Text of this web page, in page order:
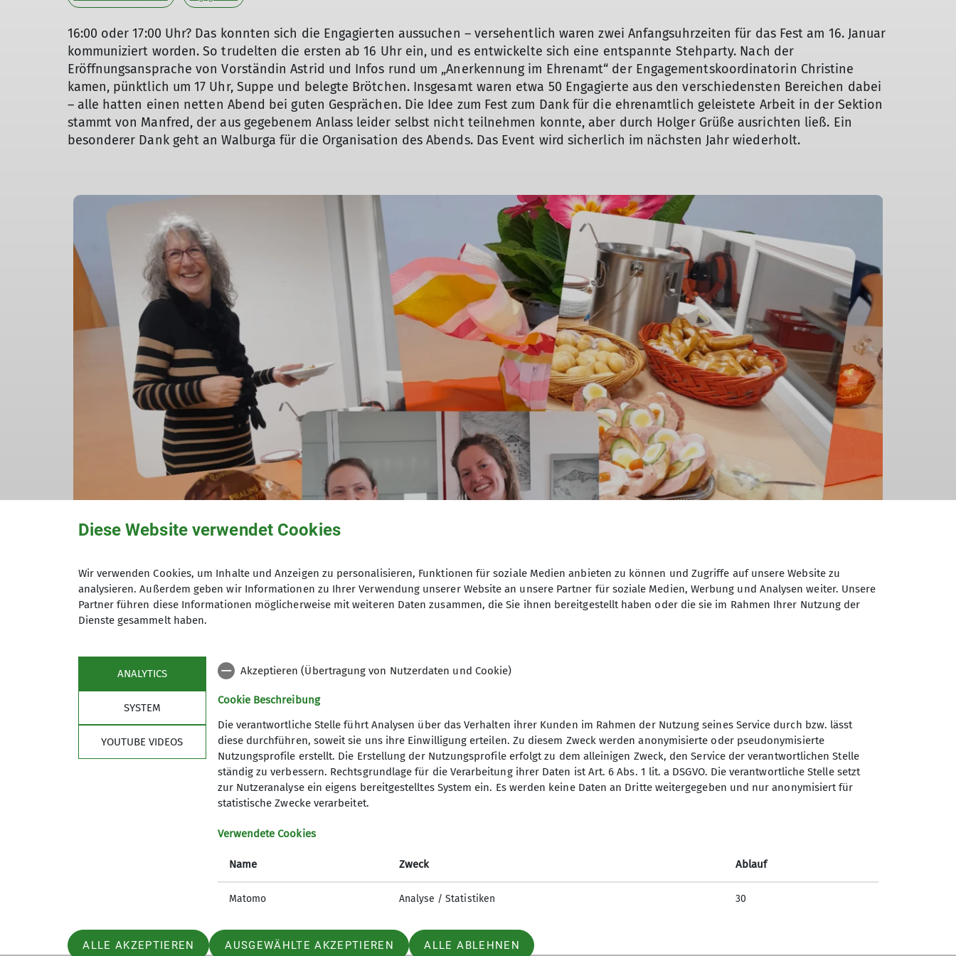
16:00 oder 17:00 Uhr? Das konnten sich die Engagierten aussuchen – versehentlich waren zwei Anfangsuhrzeiten für das Fest am 16. Januar
kommuniziert worden. So trudelten die ersten ab 16 Uhr ein, und es entwickelte sich eine entspannte Stehparty. Nach der
Eröffnungsansprache von Vorständin Astrid und Infos rund um „Anerkennung im Ehrenamt“ der Engagementskoordinatorin Christine
kamen, pünktlich um 17 Uhr, Suppe und belegte Brötchen. Insgesamt waren etwa 50 Engagierte aus den verschiedensten Bereichen dabei
– alle hatten einen netten Abend bei guten Gesprächen. Die Idee zum Fest zum Dank für die ehrenamtlich geleistete Arbeit in der Sektion
stammt von Manfred, der aus gegebenem Anlass leider selbst nicht teilnehmen konnte, aber durch Holger Grüße ausrichten ließ. Ein
besonderer Dank geht an Walburga für die Organisation des Abends. Das Event wird sicherlich im nächsten Jahr wiederholt.
Sektion
Wir stellen uns vor
Gruppen im Fokus
Sektion Kassel des
Deutschen Alpenvereins e.V.
Diese Website verwendet Cookies
Wir verwenden Cookies, um Inhalte und Anzeigen zu personalisieren, Funktionen für soziale Medien anbieten zu können und Zugriffe auf unsere Website zu
analysieren. Außerdem geben wir Informationen zu Ihrer Verwendung unserer Website an unsere Partner für soziale Medien, Werbung und Analysen weiter. Unsere
Partner führen diese Informationen möglicherweise mit weiteren Daten zusammen, die Sie ihnen bereitgestellt haben oder die sie im Rahmen Ihrer Nutzung der
Dienste gesammelt haben.
ANALYTICS
SYSTEM
YOUTUBE VIDEOS
Akzeptieren (Übertragung von Nutzerdaten und Cookie)
Cookie Beschreibung
Die verantwortliche Stelle führt Analysen über das Verhalten ihrer Kunden im Rahmen der Nutzung seines Service durch bzw. lässt
diese durchführen, soweit sie uns ihre Einwilligung erteilen. Zu diesem Zweck werden anonymisierte oder pseudonymisierte
Nutzungsprofile erstellt. Die Erstellung der Nutzungsprofile erfolgt zu dem alleinigen Zweck, den Service der verantwortlichen Stelle
ständig zu verbessern. Rechtsgrundlage für die Verarbeitung ihrer Daten ist Art. 6 Abs. 1 lit. a DSGVO. Die verantwortliche Stelle setzt
zur Nutzeranalyse ein eigens bereitgestelltes System ein. Es werden keine Daten an Dritte weitergegeben und nur anonymisiert für
statistische Zwecke verarbeitet.
Verwendete Cookies
Name Zweck Ablauf
Matomo Analyse / Statistiken 30
ALLE AKZEPTIEREN AUSGEWÄHLTE AKZEPTIEREN ALLE ABLEHNEN